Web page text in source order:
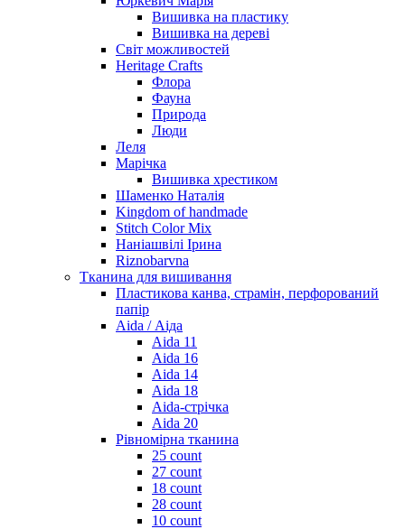
Вишивка на пластику
Вишивка на дереві
Світ можливостей
Heritage Crafts
Флора
Фауна
Природа
Люди
Леля
Марічка
Вишивка хрестиком
Шаменко Наталія
Kingdom of handmade
Stitch Color Mix
Наніашвілі Ірина
Riznobarvna
Тканина для вишивання
Пластикова канва, страмін, перфорований
папір
Aida / Аіда
Aida 11
Aida 16
Aida 14
Aida 18
Aida-стрічка
Aida 20
Рівномірна тканина
25 count
27 count
18 count
28 count
10 count